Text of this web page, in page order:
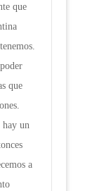
que
que
hay un
a